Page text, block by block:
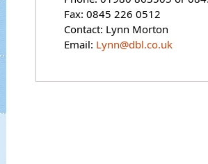
Fax: 0845 226 0512
Contact: Lynn Morton
Email: Lynn@dbl.co.uk